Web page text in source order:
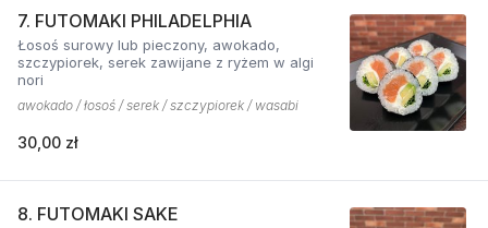
7. FUTOMAKI PHILADELPHIA
Łosoś surowy lub pieczony, awokado,
szczypiorek, serek zawijane z ryżem w algi
nori
awokado / łosoś / serek / szczypiorek / wasabi
30,00 zł
8. FUTOMAKI SAKE